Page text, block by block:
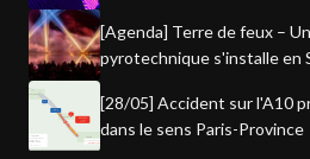
[Agenda] Terre de feux –
pyrotechnique s'installe en
[28/05] Accident sur l'A10
dans le sens Paris-Province